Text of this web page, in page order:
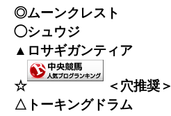
◎ムーンクレスト
◯シュウジ
▲ロサギガンティア
☆
＜穴推奨＞
△トーキングドラム